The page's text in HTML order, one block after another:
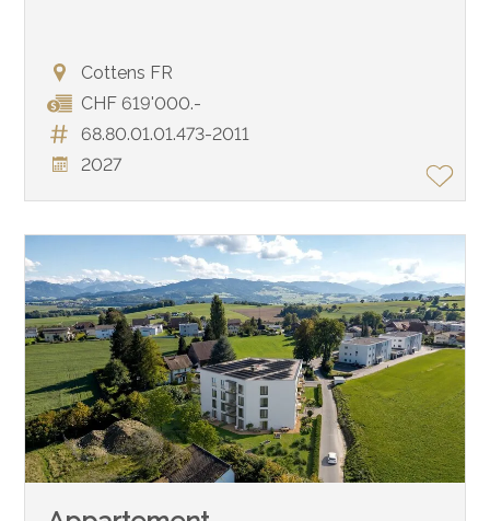
Cottens FR
CHF 619'000.-
68.80.01.01.473-2011
2027